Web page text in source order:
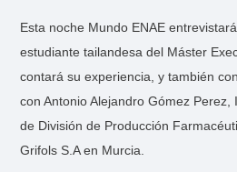
Esta noche Mundo ENAE
estudiante tailandesa del Máster
contará su experiencia, y también
con Antonio Alejandro Gómez
de División de Producción
Grifols S.A en Murcia.